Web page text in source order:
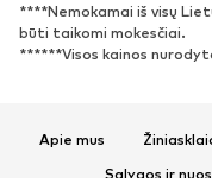
Sportbačiai
Batai su kulniukais
Įsispiriami bateliai
****Nemokamai iš visų
būti taikomi mokesčiai.
******Visos kainos
Apie mus
Sąlygos ir